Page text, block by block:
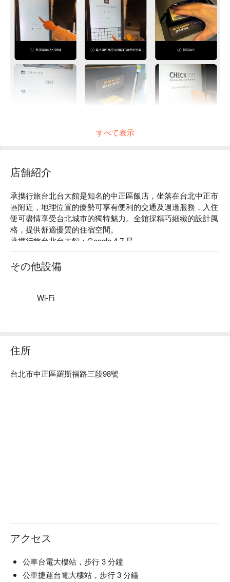
すべて表示
店舗紹介
承攜行旅台北台大館是知名的中正區飯店，坐落在台北中正市
區附近，地理位置的優勢可享有便利的交通及週邊服務，入住
便可盡情享受台北城市的獨特魅力。全館採精巧細緻的設計風
格，提供舒適優質的住宿空間。
承攜行旅台北台大館：Google 4.7 星
承攜行旅台北台大館推薦：承攜行旅台北台大館近捷運站，為
旅程的交通提供便利性；客房採較柔和舒緩的調性，希望帶給
顧客更為輕鬆舒適氛圍。
站，生活機能方便周全，不論洽公、遊玩，都是最佳的選擇！
環境。
攜行旅台北台大館休息方案立刻查看⬇︎
その他設備
Wi-Fi
住所
台北市中正區羅斯福路三段98號
アクセス
公車台電大樓站，步行 3 分鐘
公車捷運台電大樓站，步行 3 分鐘